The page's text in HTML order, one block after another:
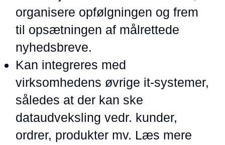
organisere opfølgningen og frem
til opsætningen af målrettede
nyhedsbreve.
Kan integreres med
virksomhedens øvrige it-systemer,
således at der kan ske
dataudveksling vedr. kunder,
ordrer, produkter mv. Læs mere